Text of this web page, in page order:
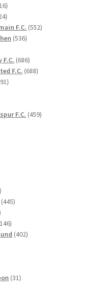
916
produkter
1024
produkter
F.C. 552552
536536
686686
produkter
F.C. 688688
591
F.C. 459459
291
produkter
445445
146146
produkter
402402
3131